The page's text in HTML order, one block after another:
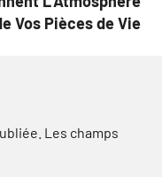
Vos Pièces de Vie
Les champs